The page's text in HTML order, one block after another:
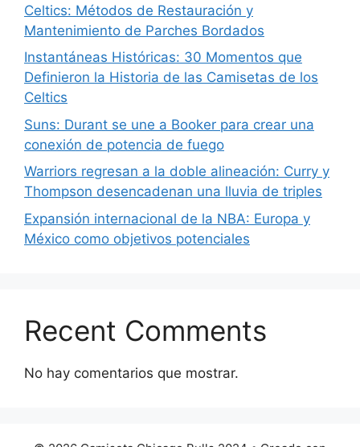
Celtics: Métodos de Restauración y
Mantenimiento de Parches Bordados
Instantáneas Históricas: 30 Momentos que
Definieron la Historia de las Camisetas de los
Celtics
Suns: Durant se une a Booker para crear una
conexión de potencia de fuego
Warriors regresan a la doble alineación: Curry y
Thompson desencadenan una lluvia de triples
Expansión internacional de la NBA: Europa y
México como objetivos potenciales
Recent Comments
No hay comentarios que mostrar.